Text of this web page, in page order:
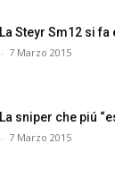
La Steyr Sm12 si
- 7 Marzo 2015
La sniper che piú
- 7 Marzo 2015